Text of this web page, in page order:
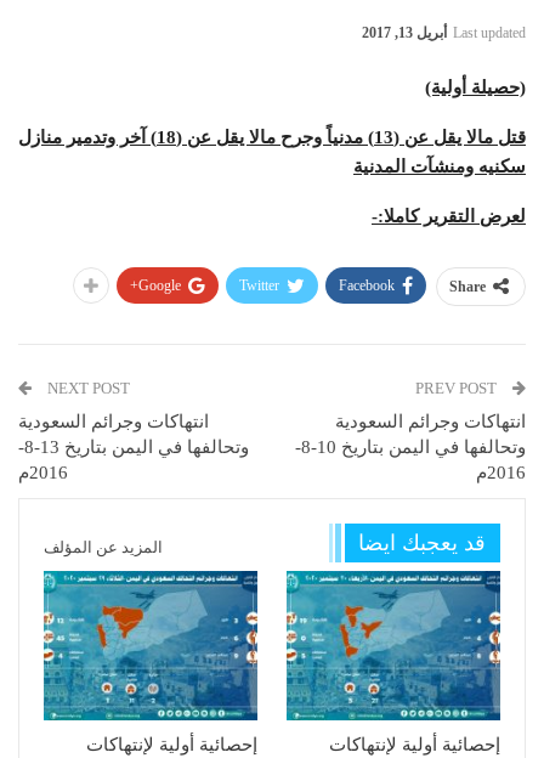
Last updated أبريل 13, 2017
(حصيلة أولية)
قتل مالا يقل عن (13) مدنياً وجرح مالا يقل عن (18) آخر وتدمير منازل
سكنيه ومنشآت المدنية
لعرض التقرير كاملا:-
Share
Facebook
Twitter
Google+
انتهاكات وجرائم السعودية
وتحالفها في اليمن بتاريخ 10-8-
2016م
NEXT POST
انتهاكات وجرائم السعودية
وتحالفها في اليمن بتاريخ 13-8-
2016م
قد يعجبك ايضا المزيد عن المؤلف
إحصائية أولية لإنتهاكات
إحصائية أولية لإنتهاكات